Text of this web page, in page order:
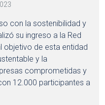
con la sostenibilidad y
su ingreso a la Red
objetivo de esta entidad
y la
comprometidas y
12.000 participantes a